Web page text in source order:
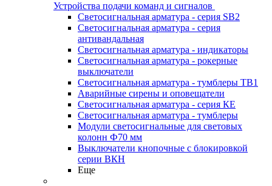
Устройства подачи команд и сигналов
Светосигнальная арматура - серия SB2
Светосигнальная арматура - серия
антивандальная
Светосигнальная арматура - индикаторы
Светосигнальная арматура - рокерные
выключатели
Светосигнальная арматура - тумблеры ТВ1
Аварийные сирены и оповещатели
Светосигнальная арматура - серия КЕ
Светосигнальная арматура - тумблеры
Модули светосигнальные для световых
колонн Ф70 мм
Выключатели кнопочные с блокировкой
серии ВКН
Еще